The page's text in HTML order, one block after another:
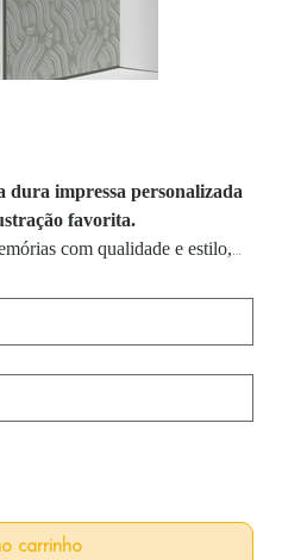
impressa personalizada
favorita.
com qualidade e estilo,
carrinho